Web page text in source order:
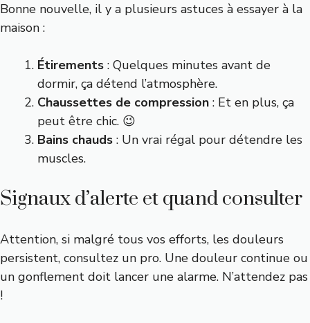
Bonne nouvelle, il y a plusieurs astuces à essayer à la
maison :
Étirements : Quelques minutes avant de
dormir, ça détend l’atmosphère.
Chaussettes de compression : Et en plus, ça
peut être chic. 😉
Bains chauds : Un vrai régal pour détendre les
muscles.
Signaux d’alerte et quand consulter
Attention, si malgré tous vos efforts, les douleurs
persistent, consultez un pro. Une douleur continue ou
un gonflement doit lancer une alarme. N’attendez pas
!